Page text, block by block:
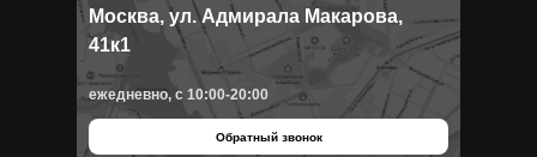
Москва, ул. Адмирала Макарова,
41к1
ежедневно, с 10:00-20:00
Обратный звонок